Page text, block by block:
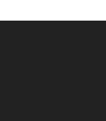
page